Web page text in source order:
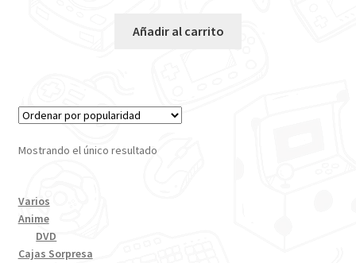
Añadir al carrito
Mostrando el único resultado
Varios
Anime
DVD
Cajas Sorpresa